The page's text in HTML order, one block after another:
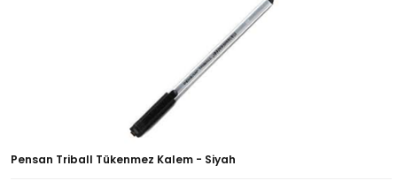
Pensan Triball Tükenmez Kalem - Siyah